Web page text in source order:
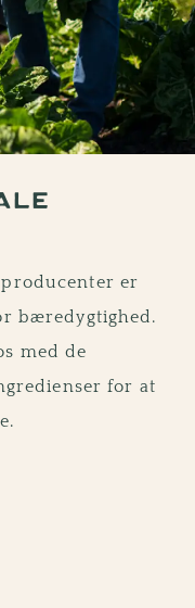
er
bæredygtighed.
med de
for at